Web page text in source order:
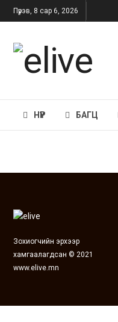
Пүрэв, 8 сар 6, 2026
НҮҮР БАГЦ
Зохиогчийн эрхээр
хамгаалагдсан © 2021
www.elive.mn